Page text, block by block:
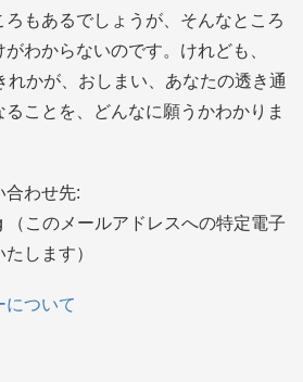
もあるでしょうが、そんなところ
わからないのです。けれども、
れかが、おしまい、あなたの透き通
ことを、どんなに願うかわかりま
合わせ先:
（このメールアドレスへの特定電子
します）
について